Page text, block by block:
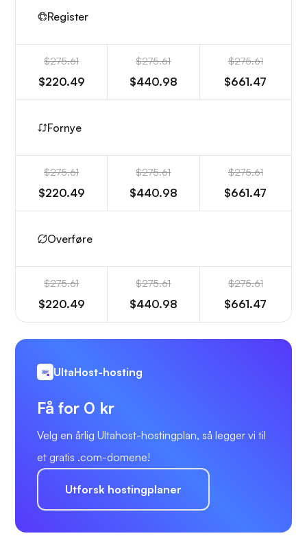
Register
$275.61
$220.49
$275.61
$440.98
$275.61
$661.47
Fornye
$275.61
$220.49
$275.61
$440.98
$275.61
$661.47
Overføre
$275.61
$220.49
$275.61
$440.98
$275.61
$661.47
UltaHost-hosting
Få for 0 kr
Velg en årlig Ultahost-hostingplan, så legger vi til
et gratis .com-domene!
Utforsk hostingplaner